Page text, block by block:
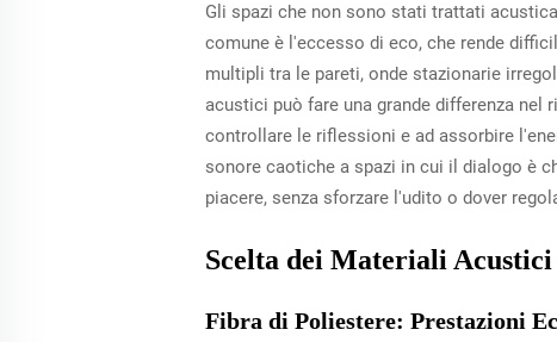
Gli spazi che non sono stati trattati
comune è l'eccesso di eco, che rende
multipli tra le pareti, onde stazionarie
acustici può fare una grande differenza
controllare le riflessioni e ad assorbire
sonore caotiche a spazi in cui il dialogo è
piacere, senza sforzare l'udito o dover
Scelta dei Materiali
Fibra di Poliestere: Prestazioni